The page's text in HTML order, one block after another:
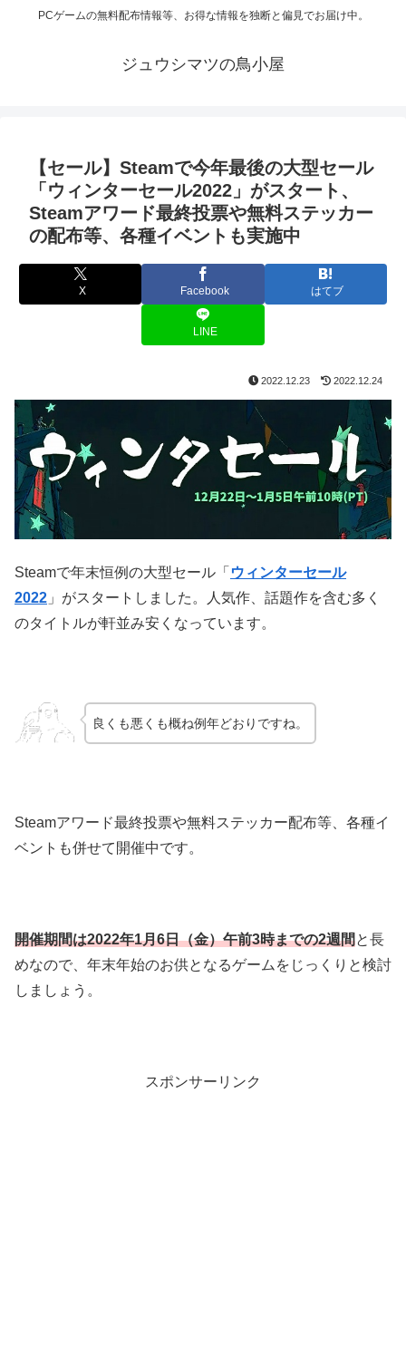
PCゲームの無料配布情報等、お得な情報を独断と偏見でお届け中。
ジュウシマツの鳥小屋
【セール】Steamで今年最後の大型セール
「ウィンターセール2022」がスタート、
Steamアワード最終投票や無料ステッカー
の配布等、各種イベントも実施中
X Facebook はてブ
LINE
2022.12.23 2022.12.24
Steamで年末恒例の大型セール「 ウィンターセール
2022 」がスタートしました。人気作、話題作を含む多く
のタイトルが軒並み安くなっています。
良くも悪くも概ね例年どおりですね。
Steamアワード最終投票や無料ステッカー配布等、各種イ
ベントも併せて開催中です。
開催期間は2022年1月6日（金）午前3時までの2週間と長
めなので、年末年始のお供となるゲームをじっくりと検討
しましょう。
スポンサーリンク